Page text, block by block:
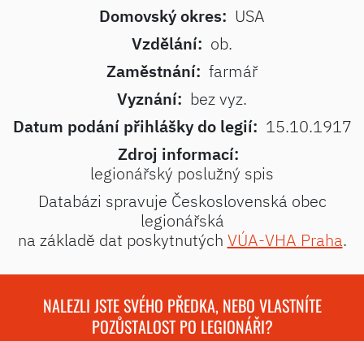
Domovský okres: USA
Vzdělání: ob.
Zaměstnání: farmář
Vyznání: bez vyz.
Datum podání přihlášky do legií: 15.10.1917
Zdroj informací:
legionářský poslužný spis
Databázi spravuje Československá obec
legionářská
na základě dat poskytnutých VÚA-VHA Praha.
NALEZLI JSTE SVÉHO PŘEDKA, NEBO VLASTNÍTE
POZŮSTALOST PO LEGIONÁŘI?